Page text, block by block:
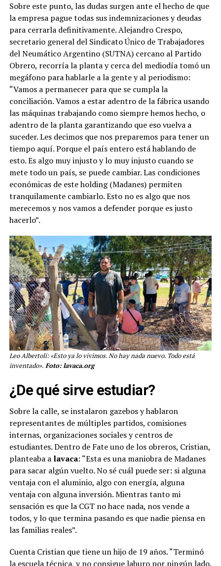
Sobre este punto, las dudas surgen ante el hecho de que
la empresa pague todas sus indemnizaciones y deudas
para cerrarla definitivamente. Alejandro Crespo,
secretario general del Sindicato Único de Trabajadores
del Neumático Argentino (SUTNA) cercano al Partido
Obrero, recorría la planta y cerca del mediodía tomó un
megáfono para hablarle a la gente y al periodismo:
“Vamos a permanecer para que se cumpla la
conciliación. Vamos a estar adentro de la fábrica usando
las máquinas trabajando como siempre hemos hecho, o
adentro de la planta garantizando que eso vuelva a
suceder. Les decimos que nos preparemos para tener un
tiempo aquí. Porque el país entero está hablando de
esto. Es algo muy injusto y lo muy injusto cuando se
mete todo un país, se puede cambiar. Las condiciones
económicas de este holding (Madanes) permiten
tranquilamente cambiarlo. Esto no es algo que nos
merecemos y nos vamos a defender porque es justo
hacerlo”.
Leo Albertoli: «Esto ya lo vivimos. No hay nada nuevo. Todo está
inventado». Foto: lavaca.org
¿De qué sirve estudiar?
Sobre la calle, se instalaron gazebos y hablaron
representantes de múltiples partidos, comisiones
internas, organizaciones sociales y centros de
estudiantes. Dentro de Fate uno de los obreros, Cristian,
planteaba a lavaca: “Esta es una maniobra de Madanes
para sacar algún vuelto. No sé cuál puede ser: si alguna
ventaja con el aluminio, algo con energía, alguna
ventaja con alguna inversión. Mientras tanto mi
sensación es que la CGT no hace nada, nos vende a
todos, y lo que termina pasando es que nadie piensa en
las familias reales”.
Cuenta Cristian que tiene un hijo de 19 años. “Terminó
la escuela técnica, y no consigue laburo por ningún lado.